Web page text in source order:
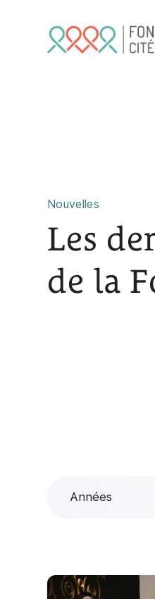
Nouvelles
Les
de la
Années
2026